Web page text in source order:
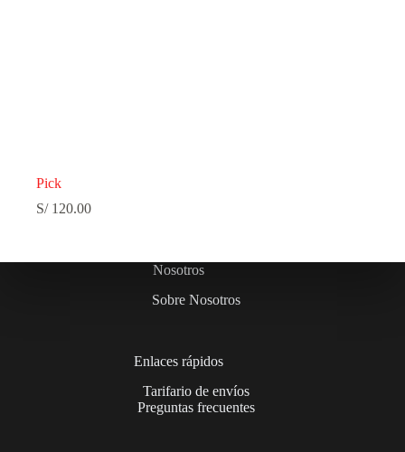
Pick
S/120.00
Nosotros
Sobre Nosotros
Enlaces rápidos
Tarifario de envíos
Preguntas frecuentes